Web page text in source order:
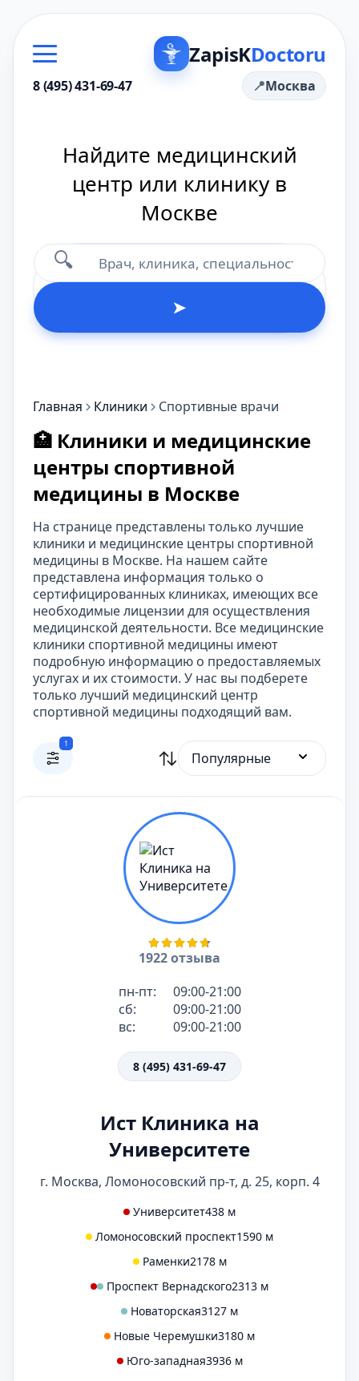
ZapisKDoctoru
8 (495) 431-69-47 Москва
Найдите медицинский
центр или клинику в
Москве
🔍
➤
Главная Клиники Спортивные врачи
🏥 Клиники и медицинские
центры спортивной
медицины в Москве
На странице представлены только лучшие
клиники и медицинские центры спортивной
медицины в Москве. На нашем сайте
представлена информация только о
сертифицированных клиниках, имеющих все
необходимые лицензии для осуществления
медицинской деятельности. Все медицинские
клиники спортивной медицины имеют
подробную информацию о предоставляемых
услугах и их стоимости. У нас вы подберете
только лучший медицинский центр
спортивной медицины подходящий вам.
1
Популярные
1922 отзыва
пн-пт:
09:00-21:00
сб:
09:00-21:00
вс:
09:00-21:00
8 (495) 431-69-47
Ист Клиника на
Университете
г. Москва, Ломоносовский пр-т, д. 25, корп. 4
Университет438 м
Ломоносовский проспект1590 м
Раменки2178 м
Проспект Вернадского2313 м
Новаторская3127 м
Новые Черемушки3180 м
Юго-западная3936 м